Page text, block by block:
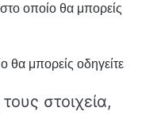
οποίο θα μπορείς
θα μπορείς οδηγείτε
στοιχεία,